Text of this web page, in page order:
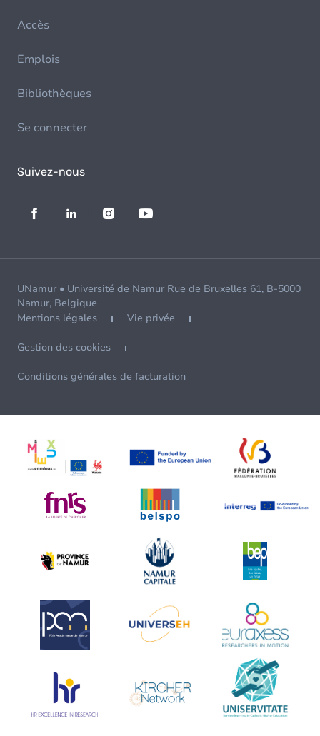
Accès
Emplois
Bibliothèques
Se connecter
Suivez-nous
UNamur • Université de Namur Rue de Bruxelles 61, B-5000
Namur, Belgique
Mentions légales
Vie privée
Gestion des cookies
Conditions générales de facturation